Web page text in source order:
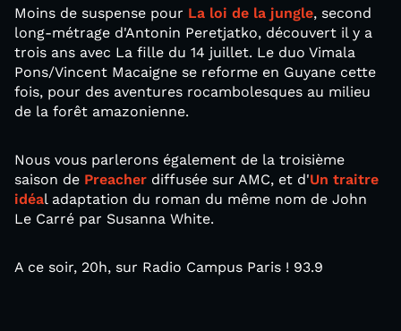
Moins de suspense pour La loi de la jungle, second
long-métrage d'Antonin Peretjatko, découvert il y a
trois ans avec La fille du 14 juillet. Le duo Vimala
Pons/Vincent Macaigne se reforme en Guyane cette
fois, pour des aventures rocambolesques au milieu
de la forêt amazonienne.
Nous vous parlerons également de la troisième
saison de Preacher diffusée sur AMC, et d'Un traitre
idéal adaptation du roman du même nom de John
Le Carré par Susanna White.
A ce soir, 20h, sur Radio Campus Paris ! 93.9